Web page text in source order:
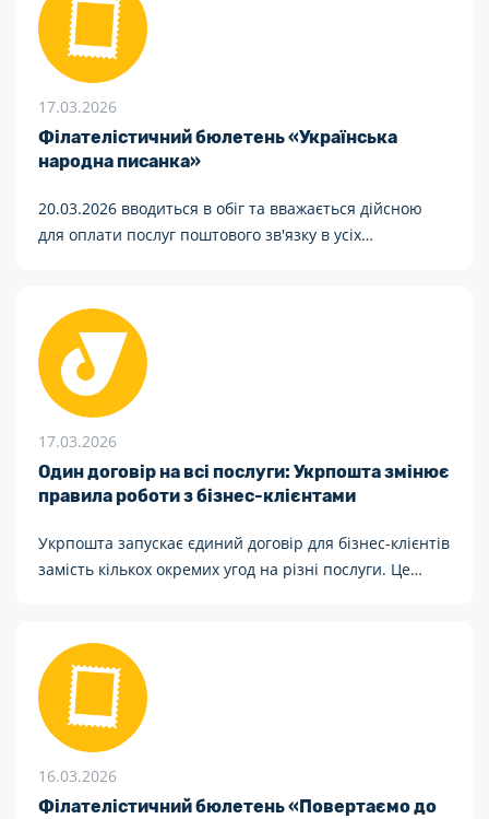
17.03.2026
Філателістичний бюлетень «Українська
народна писанка»
20.03.2026 вводиться в обіг та вважається дійсною
для оплати послуг поштового зв'язку в усіх
"Гуцульщина".
17.03.2026
Один договір на всі послуги: Укрпошта змінює
правила роботи з бізнес-клієнтами
Укрпошта запускає єдиний договір для бізнес-клієнтів
замість кількох окремих угод на різні послуги. Це
гнучкості в управлінні логістикою.
16.03.2026
Філателістичний бюлетень «Повертаємо до